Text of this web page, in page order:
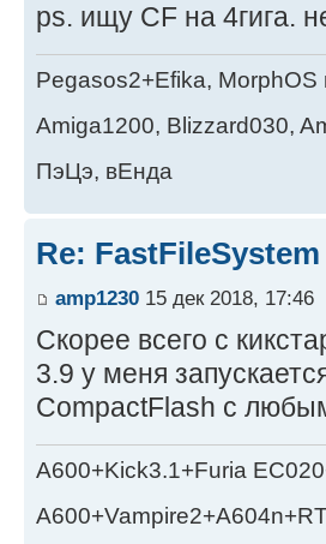
ps. ищу CF на 4гига.
Pegasos2+Efika, MorphOS
Amiga1200, Blizzard030,
ПэЦэ, вЕнда
Re:
amp1230 15 дек 2018, 17:46
Скорее всего с
3.9 у меня
CompactFlash с
A600+Kick3.1+Furia